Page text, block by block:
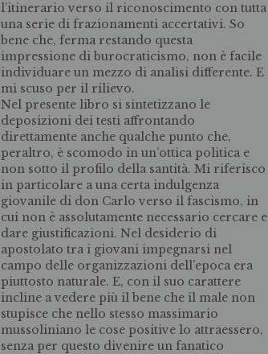
l’itinerario verso il riconoscimento con tutta
una serie di frazionamenti accertativi. So
bene che, ferma restando questa
impressione di burocraticismo, non è facile
individuare un mezzo di analisi differente. E
mi scuso per il rilievo.
Nel presente libro si sintetizzano le
deposizioni dei testi affrontando
direttamente anche qualche punto che,
peraltro, è scomodo in un’ottica politica e
non sotto il profilo della santità. Mi riferisco
in particolare a una certa indulgenza
giovanile di don Carlo verso il fascismo, in
cui non è assolutamente necessario cercare e
dare giustificazioni. Nel desiderio di
apostolato tra i giovani impegnarsi nel
campo delle organizzazioni dell’epoca era
piuttosto naturale. E, con il suo carattere
incline a vedere più il bene che il male non
stupisce che nello stesso massimario
mussoliniano le cose positive lo attraessero,
senza per questo divenire un fanatico